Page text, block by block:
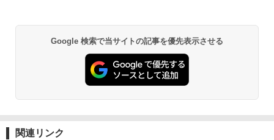
Google 検索で当サイトの記事を優先表示させる
関連リンク